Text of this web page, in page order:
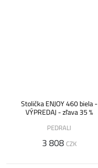
Stolička ENJOY 460 biela -
VÝPREDAJ - zľava 35 %
PEDRALI
3 808 CZK